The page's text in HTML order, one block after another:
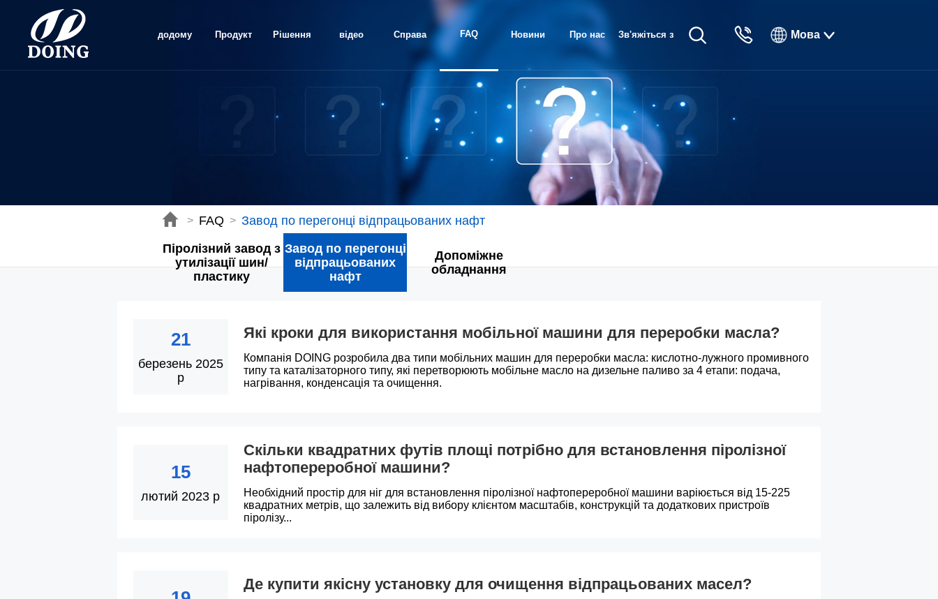
додому Продукт Рішення відео Справа FAQ Новини Про нас Зв'яжіться з
нами
Мова
> FAQ >Завод по перегонці відпрацьованих нафт
Піролізний завод з
утилізації шин/
пластику
Завод по перегонці
відпрацьованих
нафт
Допоміжне
обладнання
21
березень 2025
р
Які кроки для використання мобільної машини для переробки масла?
Компанія DOING розробила два типи мобільних машин для переробки масла: кислотно-лужного промивного
типу та каталізаторного типу, які перетворюють мобільне масло на дизельне паливо за 4 етапи: подача,
нагрівання, конденсація та очищення.
15
лютий 2023 р
Скільки квадратних футів площі потрібно для встановлення піролізної
нафтопереробної машини?
Необхідний простір для ніг для встановлення піролізної нафтопереробної машини варіюється від 15-225
квадратних метрів, що залежить від вибору клієнтом масштабів, конструкцій та додаткових пристроїв
піролізу...
Де купити якісну установку для очищення відпрацьованих масел?